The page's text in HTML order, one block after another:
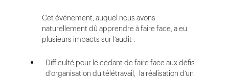
Cet événement, auquel nous avons
naturellement dû apprendre à faire face, a eu
plusieurs impacts sur l’audit :
Difficulté pour le cédant de faire face aux défis
d’organisation du télétravail, la réalisation d’un